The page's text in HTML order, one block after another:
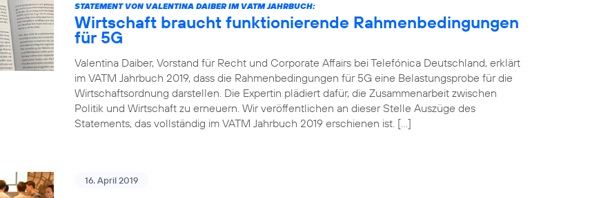
STATEMENT VON VALENTINA DAIBER IM VATM JAHRBUCH:
Wirtschaft braucht funktionierende Rahmenbedingungen
für 5G
Valentina Daiber, Vorstand für Recht und Corporate Affairs bei Telefónica Deutschland, erklärt
im VATM Jahrbuch 2019, dass die Rahmenbedingungen für 5G eine Belastungsprobe für die
Wirtschaftsordnung darstellen. Die Expertin plädiert dafür, die Zusammenarbeit zwischen
Politik und Wirtschaft zu erneuern. Wir veröffentlichen an dieser Stelle Auszüge des
Statements, das vollständig im VATM Jahrbuch 2019 erschienen ist. […]
16. April 2019